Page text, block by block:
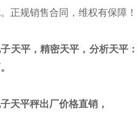
正规销售合同，维权有保障！
天平，精密天平，分析天平
天平秤出厂价格直销，